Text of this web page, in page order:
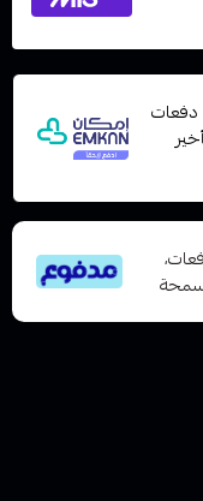
وقسّمها على 5 دفعات
ميسرة إلى 4 وحتى 6 دفعات،